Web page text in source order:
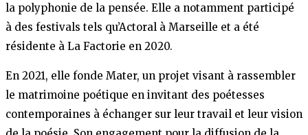
la polyphonie de la pensée. Elle a notamment participé
à des festivals tels qu’Actoral à Marseille et a été
résidente à La Factorie en 2020.​
En 2021, elle fonde Mater, un projet visant à rassembler
le matrimoine poétique en invitant des poétesses
contemporaines à échanger sur leur travail et leur vision